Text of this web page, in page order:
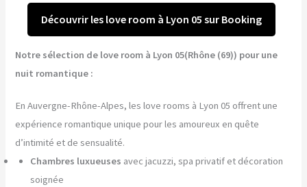
Découvrir les love room à Lyon 05 sur Booking
Notre sélection de love room à Lyon 05(Rhône (69)) pour une
nuit romantique :
En Auvergne-Rhône-Alpes, les love rooms à Lyon 05 offrent une
expérience romantique unique pour les amoureux en quête
d’intimité et de sensualité.
Chambres luxueuses avec jacuzzi, spa privatif et décoration
soignée